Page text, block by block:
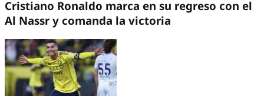
Cristiano Ronaldo marca en su regreso con el
Al Nassr y comanda la victoria